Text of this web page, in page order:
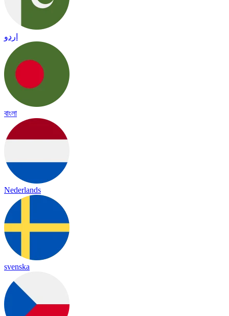
اردو
বাংলা
Nederlands
svenska